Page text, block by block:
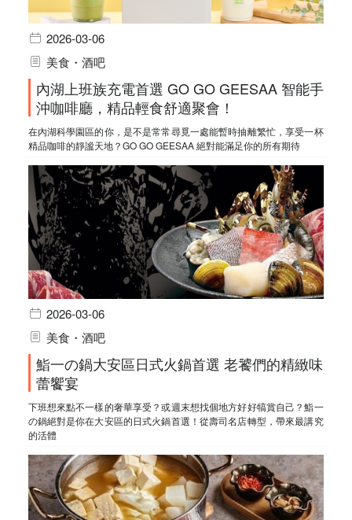
2026-03-06
美食・酒吧
內湖上班族充電首選 GO GO GEESAA 智能手
沖咖啡廳，精品輕食舒適聚會！
在內湖科學園區的你，是不是常常尋覓一處能暫時抽離繁忙，享受一杯
精品咖啡的靜謐天地？GO GO GEESAA 絕對能滿足你的所有期待
2026-03-06
美食・酒吧
鮨一の鍋大安區日式火鍋首選 老饕們的精緻味
蕾饗宴
下班想來點不一樣的奢華享受？或週末想找個地方好好犒賞自己？鮨一
の鍋絕對是你在大安區的日式火鍋首選！從壽司名店轉型，帶來最講究
的活體